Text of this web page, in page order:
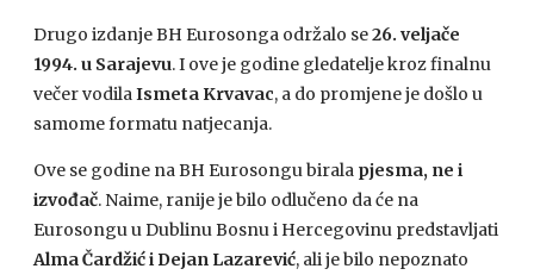
Drugo izdanje BH Eurosonga održalo se26. veljače
1994. u Sarajevu. I ove je godine gledatelje kroz finalnu
večer vodilaIsmeta Krvavac, a do promjene je došlo u
samome formatu natjecanja.
Ove se godine na BH Eurosongu birala pjesma, ne i
izvođač. Naime, ranije je bilo odlučeno da će na
Eurosongu u Dublinu Bosnu i Hercegovinu predstavljati
Alma Čardžić i Dejan Lazarević, ali je bilo nepoznato